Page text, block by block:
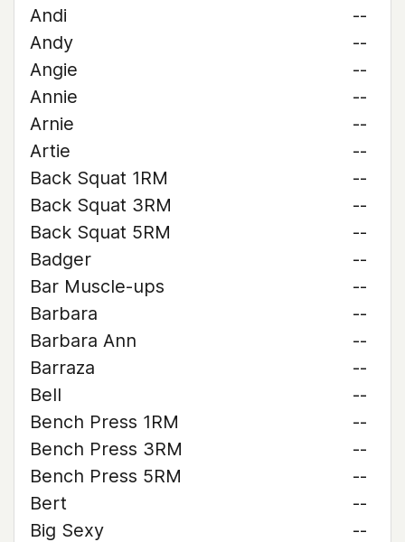
Andi
--
Andy
--
Angie
--
Annie
--
Arnie
--
Artie
--
Back Squat 1RM
--
Back Squat 3RM
--
Back Squat 5RM
--
Badger
--
Bar Muscle-ups
--
Barbara
--
Barbara Ann
--
Barraza
--
Bell
--
Bench Press 1RM
--
Bench Press 3RM
--
Bench Press 5RM
--
Bert
--
Big Sexy
--